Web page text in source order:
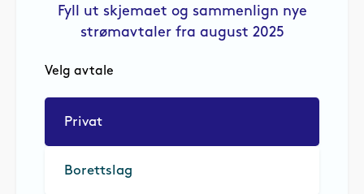
Fyll ut skjemaet og sammenlign nye
strømavtaler fra august 2025
Velg avtale
Privat
Borettslag